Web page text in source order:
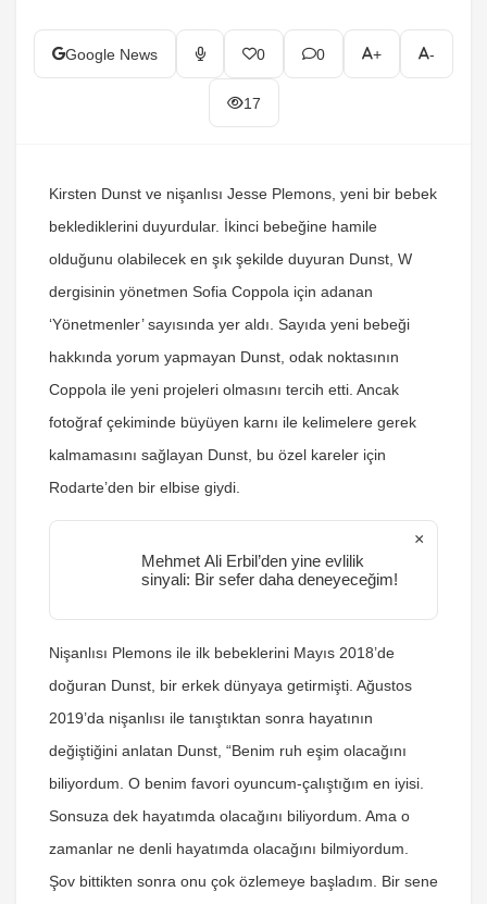
Google News 0 0 + -
17
Kirsten Dunst ve nişanlısı Jesse Plemons, yeni bir bebek
beklediklerini duyurdular. İkinci bebeğine hamile
olduğunu olabilecek en şık şekilde duyuran Dunst, W
dergisinin yönetmen Sofia Coppola için adanan
‘Yönetmenler’ sayısında yer aldı. Sayıda yeni bebeği
hakkında yorum yapmayan Dunst, odak noktasının
Coppola ile yeni projeleri olmasını tercih etti. Ancak
fotoğraf çekiminde büyüyen karnı ile kelimelere gerek
kalmamasını sağlayan Dunst, bu özel kareler için
Rodarte’den bir elbise giydi.
Mehmet Ali Erbil’den yine evlilik
sinyali: Bir sefer daha deneyeceğim!
×
Nişanlısı Plemons ile ilk bebeklerini Mayıs 2018’de
doğuran Dunst, bir erkek dünyaya getirmişti. Ağustos
2019’da nişanlısı ile tanıştıktan sonra hayatının
değiştiğini anlatan Dunst, “Benim ruh eşim olacağını
biliyordum. O benim favori oyuncum-çalıştığım en iyisi.
Sonsuza dek hayatımda olacağını biliyordum. Ama o
zamanlar ne denli hayatımda olacağını bilmiyordum.
Şov bittikten sonra onu çok özlemeye başladım. Bir sene